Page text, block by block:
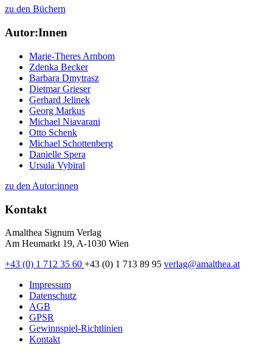
zu den Büchern
Autor:Innen
Marie-Theres Arnbom
Zdenka Becker
Barbara Dmytrasz
Dietmar Grieser
Gerhard Jelinek
Georg Markus
Michael Niavarani
Otto Schenk
Michael Schottenberg
Danielle Spera
Ursula Vybiral
zu den Autor:innen
Kontakt
Amalthea Signum Verlag
Am Heumarkt 19, A-1030 Wien
+43 (0) 1 712 35 60 +43 (0) 1 713 89 95 verlag@amalthea.at
Impressum
Datenschutz
AGB
GPSR
Gewinnspiel-Richtlinien
Kontakt